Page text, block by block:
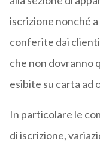
iscrizione nonché
conferite dai
che non dovranno
esibite su carta ad
In particolare le
di iscrizione,